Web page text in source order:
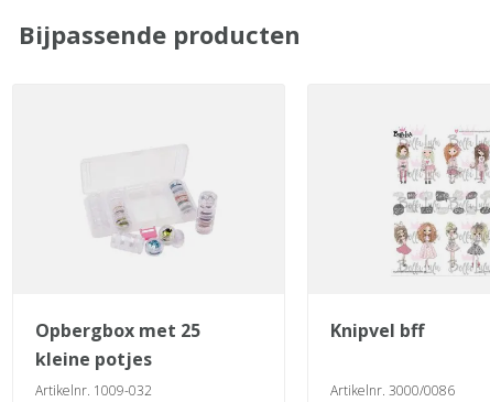
Bijpassende producten
opbergbox met 25
kleine potjes
Artikelnr. 1009-032
knipvel bff
Artikelnr. 3000/0086